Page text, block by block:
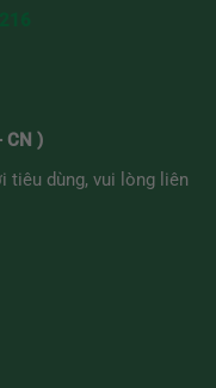
CN )
tiêu dùng, vui lòng liên